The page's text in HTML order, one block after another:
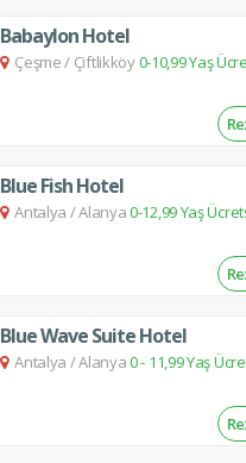
Babaylon Hotel
Çeşme/ Çiftlikköy0-10,99 Yaş
Blue Fish Hotel
Antalya /Alanya0-12,99 Yaş
Blue Wave Suite Hotel
Antalya /Alanya0 - 11,99 Yaş